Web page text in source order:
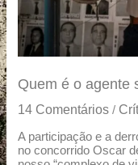
Quem é o agente
14 Comentários /
A participação e a
no concorrido Oscar